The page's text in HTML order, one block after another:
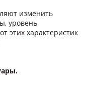
изменить
уровень
этих характеристик